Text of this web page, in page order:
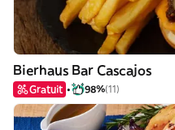
Bierhaus Bar Cascajos
Gratuit 98%(11)